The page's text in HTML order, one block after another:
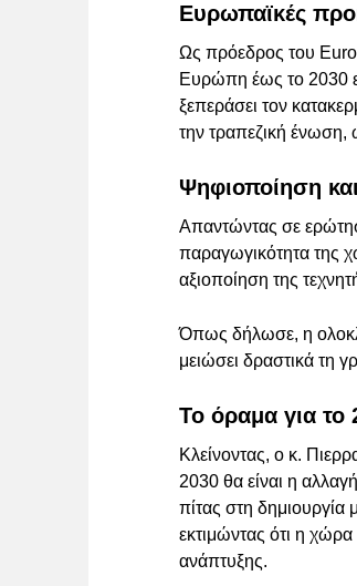
Ευρωπαϊκές
Ως πρόεδρος του
Ευρώπη έως το 2030
ξεπεράσει τον
την τραπεζική ένωση,
Ψηφιοποίηση
Απαντώντας σε
παραγωγικότητα της
αξιοποίηση της
Όπως δήλωσε, η
μειώσει δραστικά τη
Το όραμα για το
Κλείνοντας, ο κ.
2030 θα είναι η
πίτας στη δημιουργία
εκτιμώντας ότι η
ανάπτυξης.